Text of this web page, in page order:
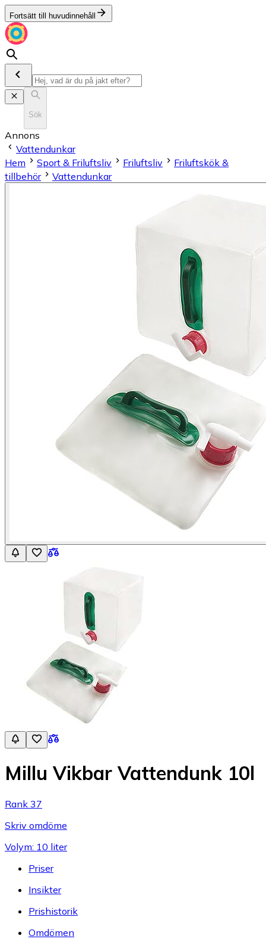
Fortsätt till huvudinnehåll
Sök
Annons
Vattendunkar
Hem
Sport & Friluftsliv Friluftsliv
Friluftskök &
tillbehör
Vattendunkar
Millu Vikbar Vattendunk 10l
Rank 37
Skriv omdöme
Volym: 10 liter
Priser
Insikter
Prishistorik
Omdömen